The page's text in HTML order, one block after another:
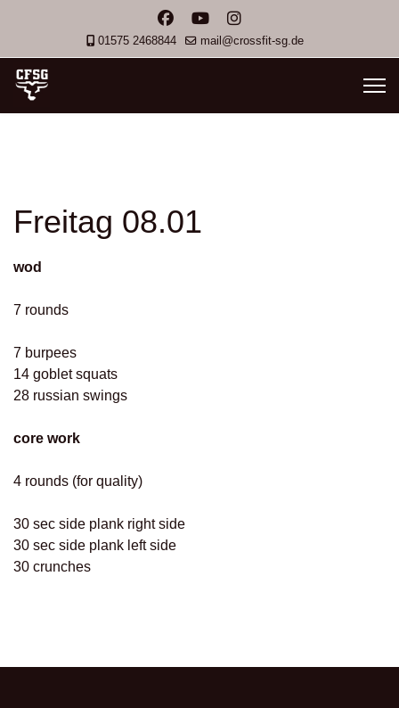
01575 2468844 mail@crossfit-sg.de
Freitag 08.01
wod
7 rounds
7 burpees
14 goblet squats
28 russian swings
core work
4 rounds (for quality)
30 sec side plank right side
30 sec side plank left side
30 crunches